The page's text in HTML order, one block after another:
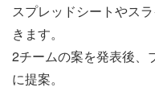
スプレッドシートやス
きます。
2チームの案を発表後、
に提案。